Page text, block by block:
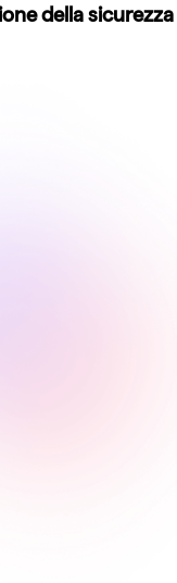
della